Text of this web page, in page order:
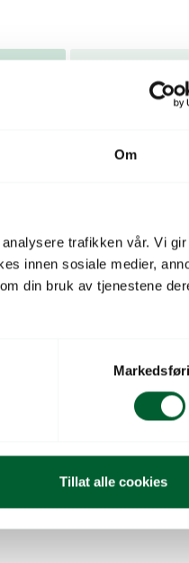
Om
trafikken vår. Vi gir
innen sosiale medier,
din bruk av tjenestene
Tillat alle cookies
er beregnet forbruk i bed
Mambo